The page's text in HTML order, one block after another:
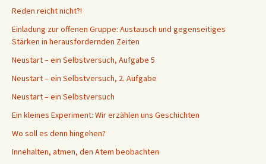
Reden reicht nicht?!
Einladung zur offenen Gruppe: Austausch und gegenseitiges
Stärken in herausfordernden Zeiten
Neustart – ein Selbstversuch, Aufgabe 5
Neustart – ein Selbstversuch, 2. Aufgabe
Neustart – ein Selbstversuch
Ein kleines Experiment: Wir erzählen uns Geschichten
Wo soll es denn hingehen?
Innehalten, atmen, den Atem beobachten